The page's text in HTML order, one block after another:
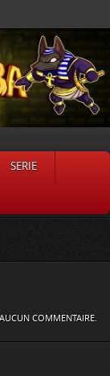
SERIE
AUCUN COMMENTAIRE.